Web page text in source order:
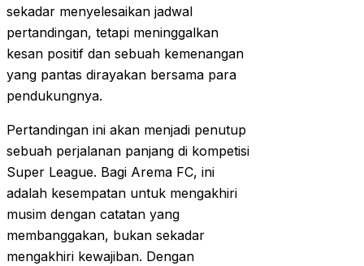
sekadar menyelesaikan jadwal
pertandingan, tetapi meninggalkan
kesan positif dan sebuah kemenangan
yang pantas dirayakan bersama para
pendukungnya.
Pertandingan ini akan menjadi penutup
sebuah perjalanan panjang di kompetisi
Super League. Bagi Arema FC, ini
adalah kesempatan untuk mengakhiri
musim dengan catatan yang
membanggakan, bukan sekadar
mengakhiri kewajiban. Dengan